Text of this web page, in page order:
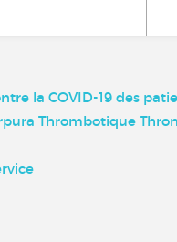
la COVID-19 des
Thrombotique